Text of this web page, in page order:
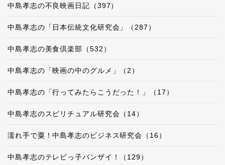
中島孝志の不良映画日記（397）
中島孝志の「日本伝統文化研究会」（287）
中島孝志の美食倶楽部（532）
中島孝志の「映画の中のグルメ」（2）
中島孝志の「行ってみたらこうだった！」（17）
中島孝志のスピリチュアル研究会（14）
濡れ手で粟！中島孝志のビジネス研究会（16）
中島孝志のテレビっ子バンザイ！（129）